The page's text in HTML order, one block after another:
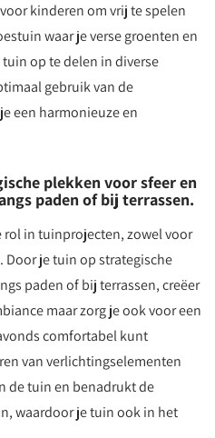
kinderen om vrij te spelen
waar je verse groenten en
op te delen in diverse
gebruik van de
een harmonieuze en
plekken voor sfeer en
paden of bij terrassen.
rol in tuinprojecten, zowel voor
Door je tuin op strategische
paden of bij terrassen, creëer
maar zorg je ook voor een
comfortabel kunt
van verlichtingselementen
de tuin en benadrukt de
waardoor je tuin ook in het